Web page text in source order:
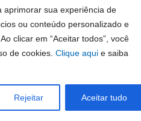
aprimorar sua experiência de
ou conteúdo personalizado e
clicar em “Aceitar todos”, você
de cookies. Clique aqui e saiba
Rejeitar Aceitar tudo